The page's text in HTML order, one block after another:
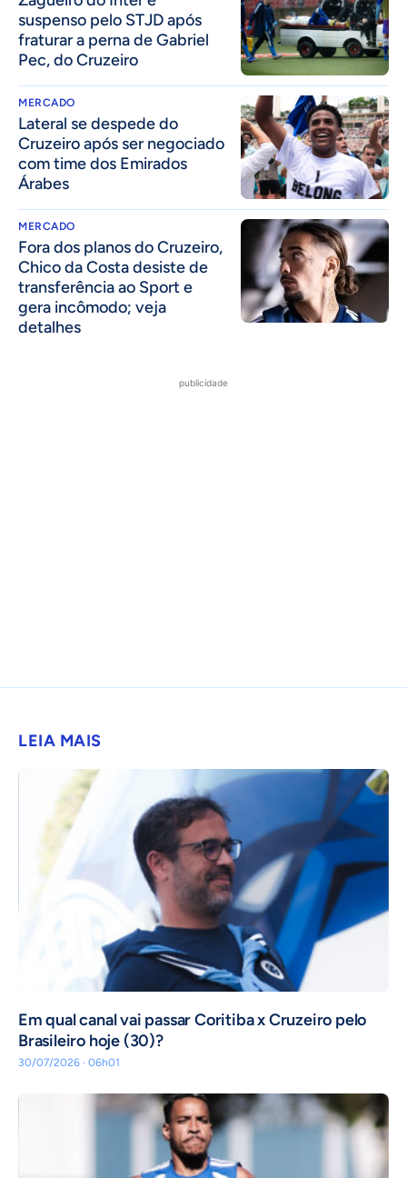
suspenso pelo STJD após
fraturar a perna de Gabriel
Pec, do Cruzeiro
MERCADO
Lateral se despede do
Cruzeiro após ser negociado
com time dos Emirados
Árabes
MERCADO
Fora dos planos do Cruzeiro,
Chico da Costa desiste de
transferência ao Sport e
gera incômodo; veja
detalhes
publicidade
LEIA MAIS
Em qual canal vai passar Coritiba x Cruzeiro pelo
Brasileiro hoje (30)?
30/07/2026 · 06h01